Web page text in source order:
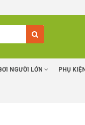
NGƯỜI LỚN PHỤ KIỆN